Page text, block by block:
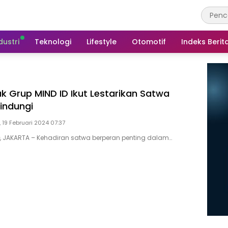
Teknologi Lifestyle Otomotif Indeks
Grup MIND ID Ikut Lestarikan Satwa
19 Februari 2024 07:37
JAKARTA – Kehadiran satwa berperan penting dalam…